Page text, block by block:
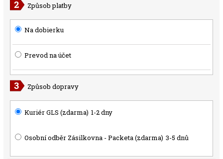
Způsob platby
Na dobierku
Prevod na účet
Způsob dopravy
Kuriér GLS (zdarma) 1-2 dny
Osobní odběr Zásilkovna - Packeta (zdarma) 3-5 dnů